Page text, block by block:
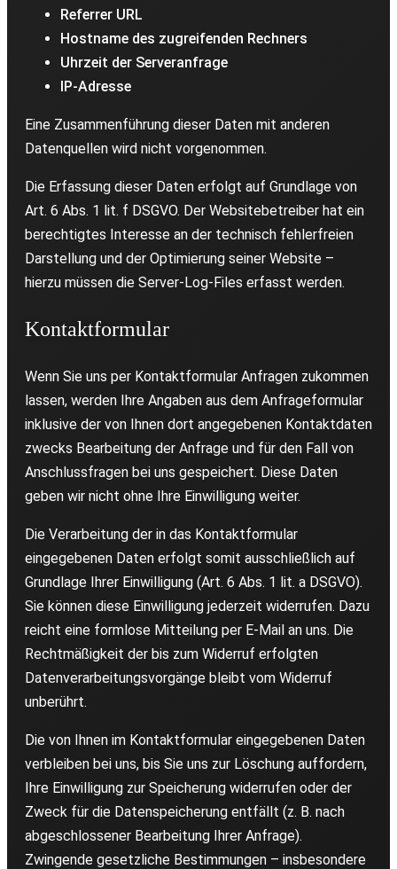
Referrer URL
Hostname des zugreifenden Rechners
Uhrzeit der Serveranfrage
IP-Adresse
Eine Zusammenführung dieser Daten mit anderen
Datenquellen wird nicht vorgenommen.
Die Erfassung dieser Daten erfolgt auf Grundlage von
Art. 6 Abs. 1 lit. f DSGVO. Der Websitebetreiber hat ein
berechtigtes Interesse an der technisch fehlerfreien
Darstellung und der Optimierung seiner Website –
hierzu müssen die Server-Log-Files erfasst werden.
Kontaktformular
Wenn Sie uns per Kontaktformular Anfragen zukommen
lassen, werden Ihre Angaben aus dem Anfrageformular
inklusive der von Ihnen dort angegebenen Kontaktdaten
zwecks Bearbeitung der Anfrage und für den Fall von
Anschlussfragen bei uns gespeichert. Diese Daten
geben wir nicht ohne Ihre Einwilligung weiter.
Die Verarbeitung der in das Kontaktformular
eingegebenen Daten erfolgt somit ausschließlich auf
Grundlage Ihrer Einwilligung (Art. 6 Abs. 1 lit. a DSGVO).
Sie können diese Einwilligung jederzeit widerrufen. Dazu
reicht eine formlose Mitteilung per E-Mail an uns. Die
Rechtmäßigkeit der bis zum Widerruf erfolgten
Datenverarbeitungsvorgänge bleibt vom Widerruf
unberührt.
Die von Ihnen im Kontaktformular eingegebenen Daten
verbleiben bei uns, bis Sie uns zur Löschung auffordern,
Ihre Einwilligung zur Speicherung widerrufen oder der
Zweck für die Datenspeicherung entfällt (z. B. nach
abgeschlossener Bearbeitung Ihrer Anfrage).
Zwingende gesetzliche Bestimmungen – insbesondere